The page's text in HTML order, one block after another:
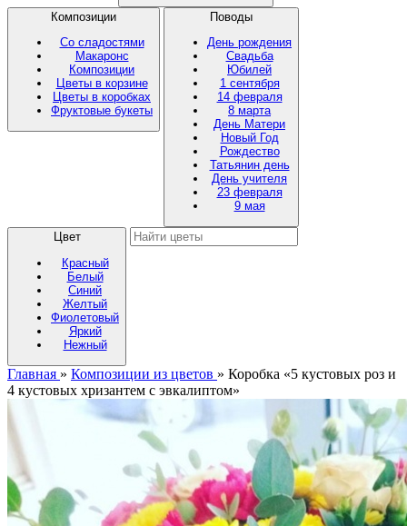
Композиции
Со сладостями
Макаронс
Композиции
Цветы в корзине
Цветы в коробках
Фруктовые букеты
Поводы
День рождения
Свадьба
Юбилей
1 сентября
14 февраля
8 марта
День Матери
Новый Год
Рождество
Татьянин день
День учителя
23 февраля
9 мая
Цвет
Красный
Белый
Синий
Желтый
Фиолетовый
Яркий
Нежный
Главная » Композиции из цветов » Коробка «5 кустовых роз и
4 кустовых хризантем с эвкалиптом»